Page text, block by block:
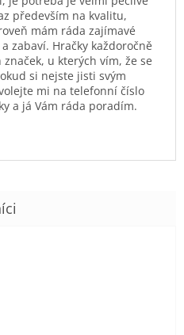
především na kvalitu,
mám ráda zajímavé
zabaví. Hračky každoročně
u kterých vím, že se
si nejste jisti svým
mi na telefonní číslo
a já Vám ráda poradím.
je 5 z 5 hvězdiček.